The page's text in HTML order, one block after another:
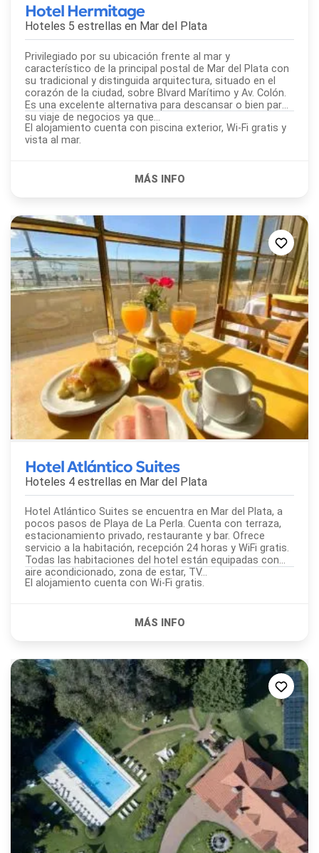
Hotel Hermitage
Hoteles 5 estrellas en Mar del Plata
Privilegiado por su ubicación frente al mar y
característico de la principal postal de Mar del Plata con
su tradicional y distinguida arquitectura, situado en el
corazón de la ciudad, sobre Blvard Marítimo y Av. Colón.
Es una excelente alternativa para descansar o bien para
su viaje de negocios ya que...
El alojamiento cuenta con piscina exterior, Wi-Fi gratis y
vista al mar.
Hotel Atlántico Suites
Hoteles 4 estrellas en Mar del Plata
Hotel Atlántico Suites se encuentra en Mar del Plata, a
pocos pasos de Playa de La Perla. Cuenta con terraza,
estacionamiento privado, restaurante y bar. Ofrece
servicio a la habitación, recepción 24 horas y WiFi gratis.
Todas las habitaciones del hotel están equipadas con
aire acondicionado, zona de estar, TV...
El alojamiento cuenta con Wi-Fi gratis.